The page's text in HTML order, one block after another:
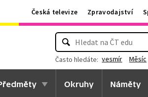
Česká televize Zpravodajství
Často hledáte: vesmír Měsíc
Okruhy Náměty